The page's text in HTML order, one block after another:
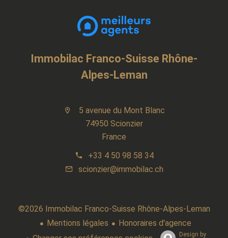
Immobilac Franco-Suisse Rhône-
Alpes-Leman
5 avenue du Mont Blanc
74950 Scionzier
France
+33 4 50 98 58 34
scionzier@immobilac.ch
©2026 Immobilac Franco-Suisse Rhône-Alpes-Leman
Mentions légales
Honoraires d'agence
Design by